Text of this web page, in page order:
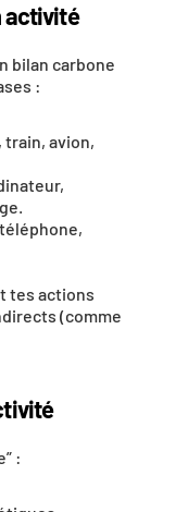
activité
bilan carbone
:
avion,
tes actions
(comme
: